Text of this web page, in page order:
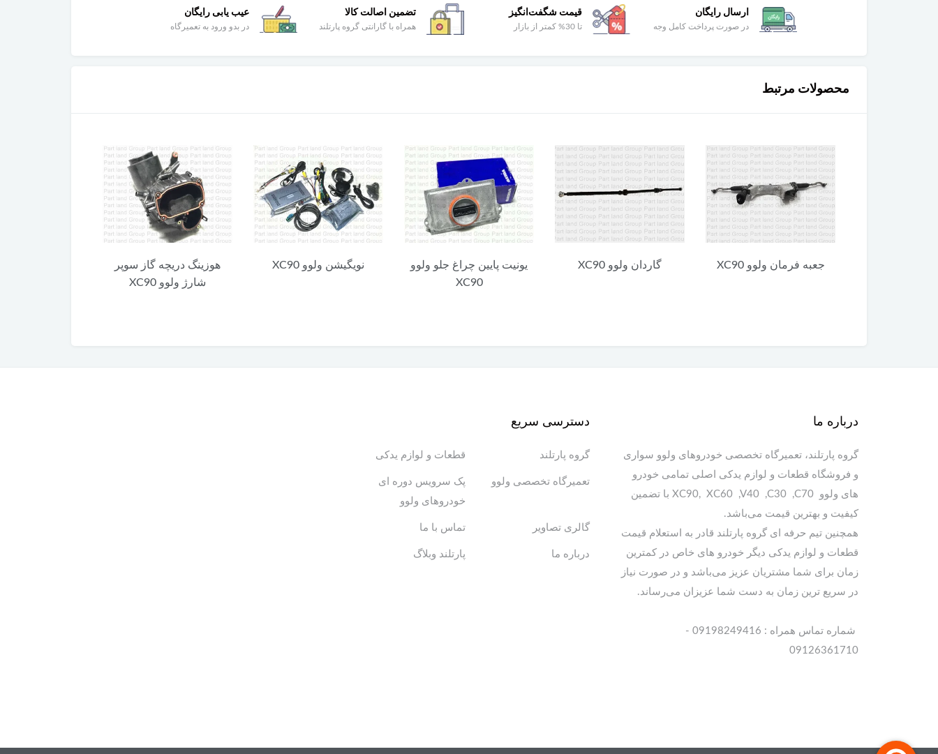
ارسال رایگان
در صورت پرداخت کامل وجه
قیمت شگفت‌انگیز
تا 30% کمتر از بازار
تضمین اصالت کالا
همراه با گارانتی گروه پارتلند
عیب یابی رایگان
در بدو ورود به تعمیرگاه
محصولات مرتبط
جعبه فرمان ولوو XC90 گاردان ولوو XC90
یونیت پایین چراغ جلو ولوو
XC90
نویگیشن ولوو XC90
هوزینگ دریچه گاز سوپر
شارژ ولوو XC90
درباره ما
گروه پارتلند، تعمیرگاه تخصصی خودروهای ولوو سواری
و فروشگاه قطعات و لوازم یدکی اصلی تمامی خودرو
های ولوو XC90, XC60 ,V40 ,C30 ,C70 با تضمین
کیفیت و بهترین قیمت می‌باشد.
همچنین تیم حرفه ای گروه پارتلند قادر به استعلام قیمت
قطعات و لوازم یدکی دیگر خودرو های خاص در کمترین
زمان برای شما مشتریان عزیز می‌باشد و در صورت نیاز
در سریع ترین زمان به دست شما عزیزان می‌رساند.
شماره تماس همراه : 09198249416 -
09126361710
دسترسی سریع
گروه پارتلند قطعات و لوازم یدکی
تعمیرگاه تخصصی ولوو
پک سرویس دوره ای
خودروهای ولوو
گالری تصاویر تماس با ما
درباره ما پارتلند وبلاگ